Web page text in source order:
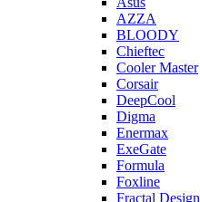
AZZA
BLOODY
Chieftec
Cooler Master
Corsair
DeepCool
Digma
Enermax
ExeGate
Formula
Foxline
Fractal Design